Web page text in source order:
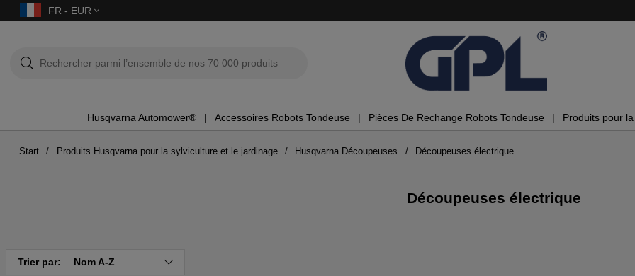
FR - EUR
Husqvarna Automower® Accessoires Robots Tondeuse Pièces De Rechange Robots Tondeuse Produits pour
Start Produits Husqvarna pour la sylviculture et le jardinage Husqvarna Découpeuses Découpeuses électrique
Découpeuses électrique
Trier par: Nom A-Z